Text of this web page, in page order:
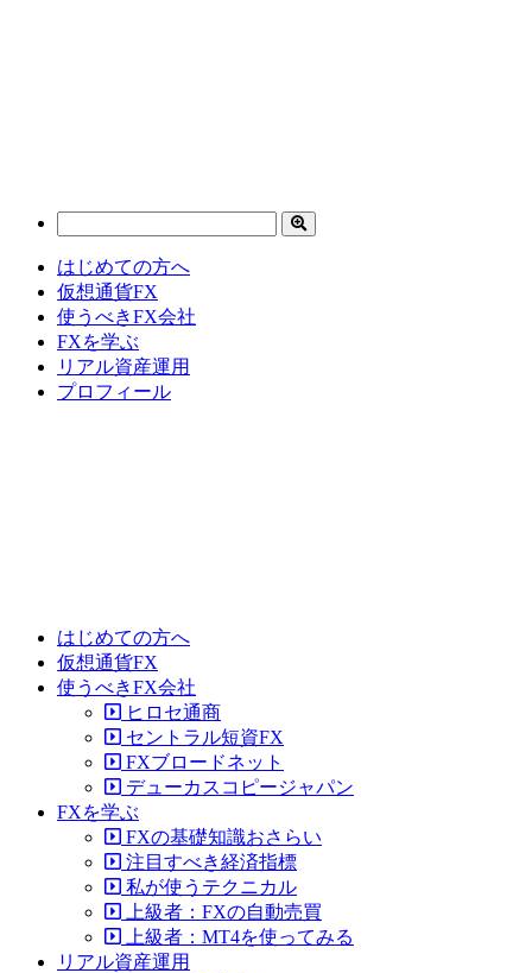
はじめての方へ
仮想通貨FX
使うべきFX会社
FXを学ぶ
リアル資産運用
プロフィール
はじめての方へ
仮想通貨FX
使うべきFX会社
ヒロセ通商
セントラル短資FX
FXブロードネット
デューカスコピージャパン
FXを学ぶ
FXの基礎知識おさらい
注目すべき経済指標
私が使うテクニカル
上級者：FXの自動売買
上級者：MT4を使ってみる
リアル資産運用